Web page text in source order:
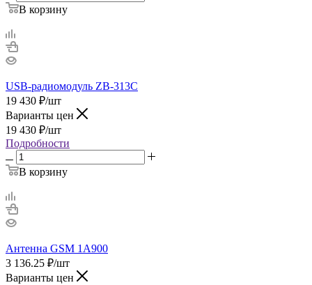
В корзину
USB-радиомодуль ZB-313C
19 430 ₽/шт
Варианты цен
19 430 ₽/шт
Подробности
В корзину
Антенна GSM 1А900
3 136.25 ₽/шт
Варианты цен